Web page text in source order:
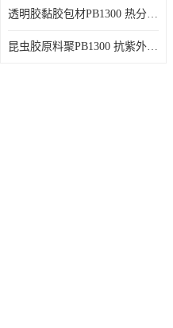
透明胶黏胶包材PB1300 热分解后无残留物 良好的溶解性能
昆虫胶原料聚PB1300 抗紫外线性能好 应用范围广